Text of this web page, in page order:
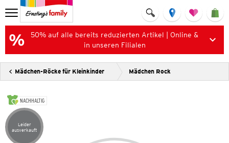
50% auf alle bereits reduzierten Artikel | Online &
in unseren Filialen
Mädchen-Röcke für Kleinkinder Mädchen Rock
NACHHALTIG
Artikel leider ausverkauft
Leider
ausverkauft